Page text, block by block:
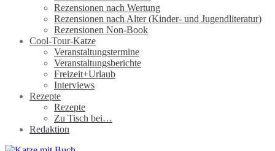
Rezensionen nach Wertung
Rezensionen nach Alter (Kinder- und Jugendliteratur)
Rezensionen Non-Book
Cool-Tour-Katze
Veranstaltungstermine
Veranstaltungsberichte
Freizeit+Urlaub
Interviews
Rezepte
Rezepte
Zu Tisch bei…
Redaktion